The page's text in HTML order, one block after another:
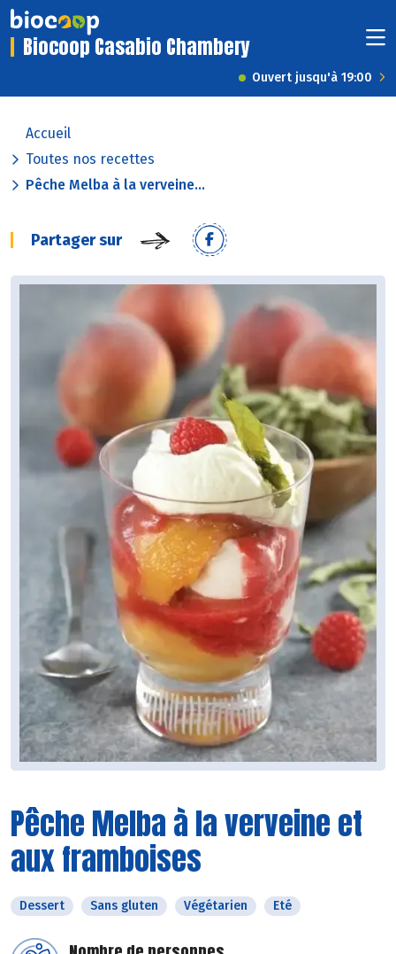
Biocoop Casabio Chambery
Ouvert jusqu'à 19:00
Accueil
Toutes nos recettes
Pêche Melba à la verveine...
Partager sur
Pêche Melba à la verveine et
aux framboises
Dessert Sans gluten Végétarien Eté